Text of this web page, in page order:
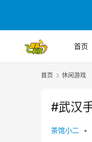
首页
首页 休闲游戏
#武汉
茶馆小二 •